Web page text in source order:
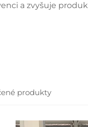
a zvyšuje
produkty